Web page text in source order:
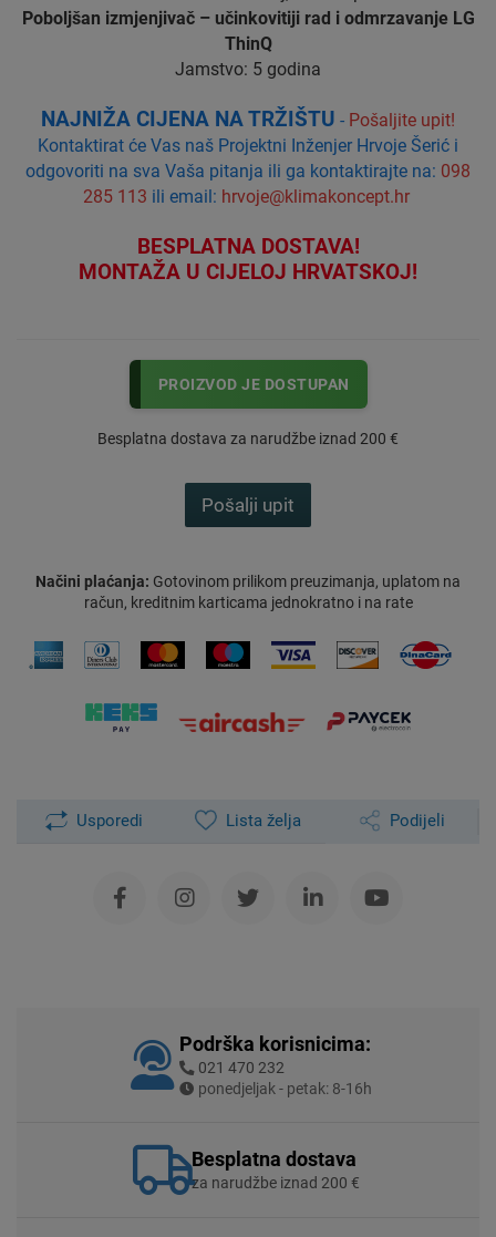
Poboljšan izmjenjivač – učinkovitiji rad i odmrzavanje LG
ThinQ
Jamstvo: 5 godina
NAJNIŽA CIJENA NA TRŽIŠTU - Pošaljite upit!
Kontaktirat će Vas naš Projektni Inženjer Hrvoje Šerić i
odgovoriti na sva Vaša pitanja ili ga kontaktirajte na: 098
285 113 ili email: hrvoje@klimakoncept.hr
BESPLATNA DOSTAVA!
MONTAŽA U CIJELOJ HRVATSKOJ!
PROIZVOD JE DOSTUPAN
Besplatna dostava za narudžbe iznad 200 €
Pošalji upit
Načini plaćanja: Gotovinom prilikom preuzimanja, uplatom na
račun, kreditnim karticama jednokratno i na rate
Usporedi Lista želja Podijeli
Podrška korisnicima:
021 470 232
ponedjeljak - petak: 8-16h
Besplatna dostava
za narudžbe iznad 200 €